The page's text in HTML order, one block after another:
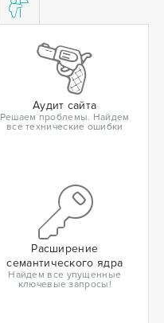
Аудит сайта
Решаем проблемы. Найдем
все технические ошибки
Расширение
семантического ядра
Найдем все упущенные
ключевые запросы!